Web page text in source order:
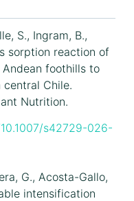
S., Ingram, B.,
sorption reaction of
foothills to
Chile.
Nutrition.
s42729-026-
G., Acosta-Gallo,
intensification